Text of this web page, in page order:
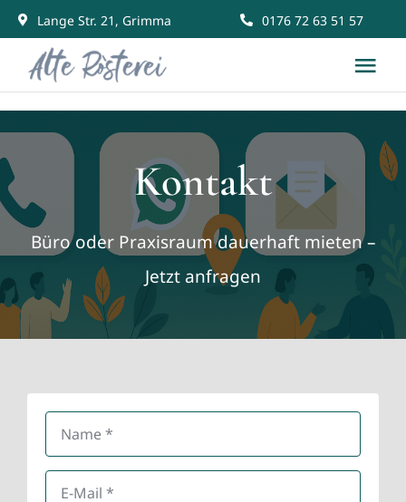
Skip
content
Lange Str. 21, Grimma 0176 72 63 51 57
Gemeinschaft
News & Events
Kontakt
Büro oder Praxisraum dauerhaft mieten –
Jetzt anfragen